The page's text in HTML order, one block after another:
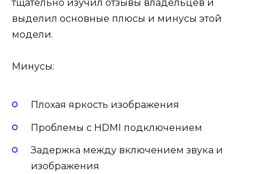
тщательно изучил отзывы владельцев и
выделил основные плюсы и минусы этой
модели.
Минусы:
Плохая яркость изображения
Проблемы с HDMI подключением
Задержка между включением звука и
изображения